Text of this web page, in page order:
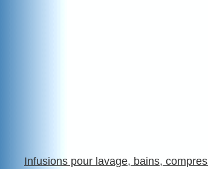
Infusions pour lavage, bains,